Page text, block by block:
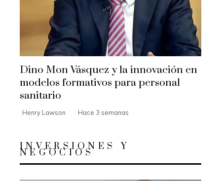
Dino Mon Vásquez y la innovación en
modelos formativos para personal
sanitario
Henry Lawson Hace 3 semanas
INVERSIONES Y
NEGOCIOS